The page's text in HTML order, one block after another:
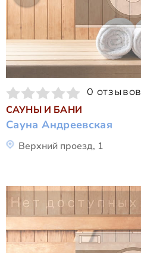
0 отзывов
САУНЫ И БАНИ
Сауна Андреевская
Верхний проезд, 1